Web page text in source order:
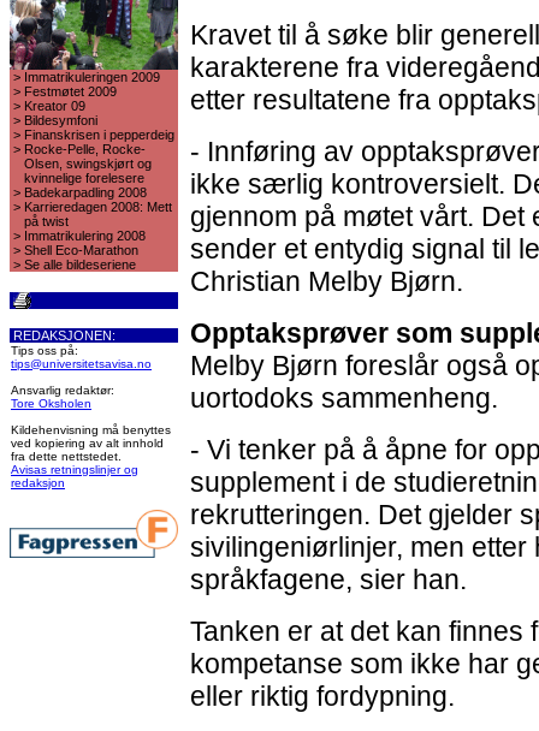
> Immatrikuleringen 2009
> Festmøtet 2009
> Kreator 09
> Bildesymfoni
> Finanskrisen i pepperdeig
> Rocke-Pelle, Rocke-
Olsen, swingskjørt og
kvinnelige forelesere
> Badekarpadling 2008
> Karrieredagen 2008: Mett
på twist
> Immatrikulering 2008
> Shell Eco-Marathon
> Se alle bildeseriene
REDAKSJONEN:
Tips oss på:
tips@universitetsavisa.no
Ansvarlig redaktør:
Tore Oksholen
Kildehenvisning må benyttes
ved kopiering av alt innhold
fra dette nettstedet.
Avisas retningslinjer og
redaksjon
Kravet til å søke blir
karakterene fra
etter resultatene fra
- Innføring av
ikke særlig kontroversielt.
gjennom på møtet vårt. Det
sender et entydig signal til
Christian Melby Bjørn.
Opptaksprøver som
Melby Bjørn foreslår også
uortodoks sammenheng.
- Vi tenker på å åpne for
supplement i de
rekrutteringen. Det gjelder
sivilingeniørlinjer, men
språkfagene, sier han.
Tanken er at det kan finnes
kompetanse som ikke har
eller riktig fordypning.